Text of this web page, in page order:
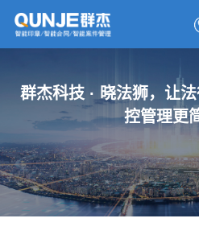
群杰科技 · 晓法狮，让
控管理更